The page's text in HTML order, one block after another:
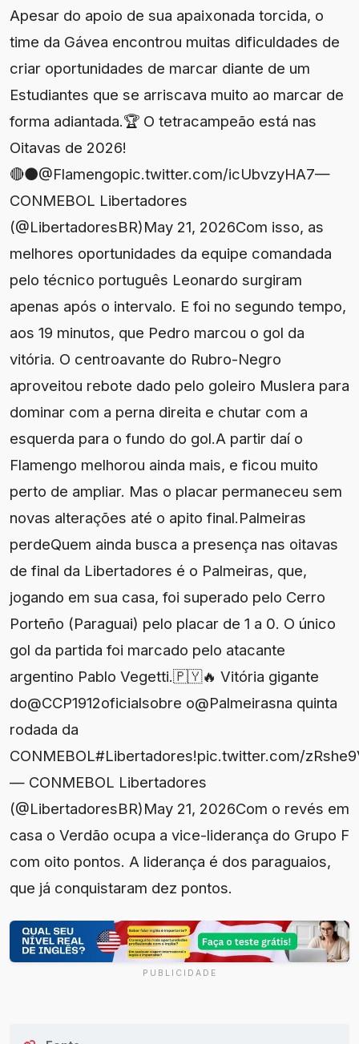
Apesar do apoio de sua apaixonada torcida, o
time da Gávea encontrou muitas dificuldades de
criar oportunidades de marcar diante de um
Estudiantes que se arriscava muito ao marcar de
forma adiantada.🏆 O tetracampeão está nas
Oitavas de 2026!
🔴⚫@Flamengopic.twitter.com/icUbvzyHA7—
CONMEBOL Libertadores
(@LibertadoresBR)May 21, 2026Com isso, as
melhores oportunidades da equipe comandada
pelo técnico português Leonardo surgiram
apenas após o intervalo. E foi no segundo tempo,
aos 19 minutos, que Pedro marcou o gol da
vitória. O centroavante do Rubro-Negro
aproveitou rebote dado pelo goleiro Muslera para
dominar com a perna direita e chutar com a
esquerda para o fundo do gol.A partir daí o
Flamengo melhorou ainda mais, e ficou muito
perto de ampliar. Mas o placar permaneceu sem
novas alterações até o apito final.Palmeiras
perdeQuem ainda busca a presença nas oitavas
de final da Libertadores é o Palmeiras, que,
jogando em sua casa, foi superado pelo Cerro
Porteño (Paraguai) pelo placar de 1 a 0. O único
gol da partida foi marcado pelo atacante
argentino Pablo Vegetti.🇵🇾🔥 Vitória gigante
do@CCP1912oficialsobre o@Palmeirasna quinta
rodada da
CONMEBOL#Libertadores!pic.twitter.com/
— CONMEBOL Libertadores
(@LibertadoresBR)May 21, 2026Com o revés em
casa o Verdão ocupa a vice-liderança do Grupo F
com oito pontos. A liderança é dos paraguaios,
que já conquistaram dez pontos.
PUBLICIDADE